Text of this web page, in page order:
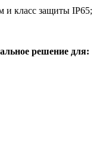
и класс защиты IP65;
решение для: